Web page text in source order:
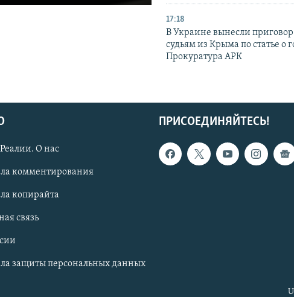
17:18
В Украине вынесли
судьям из Крыма по статье о
Прокуратура АРК
ПРИСОЕДИНЯЙТЕСЬ!
О нас
комментирования
копирайта
связь
защиты персональных данных